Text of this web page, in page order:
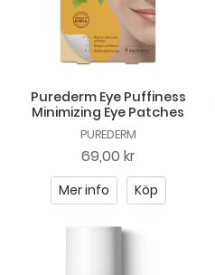
Purederm Eye Puffiness
Minimizing Eye Patches
PUREDERM
69,00 kr
Mer info Köp